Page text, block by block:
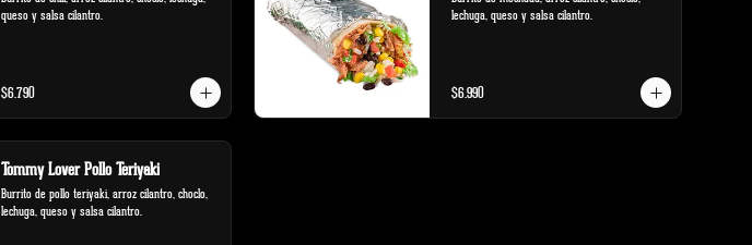
queso y salsa cilantro.
$6.790
lechuga, queso y salsa cilantro.
$6.990
Tommy Lover Pollo Teriyaki
Burrito de pollo teriyaki, arroz cilantro, choclo,
lechuga, queso y salsa cilantro.